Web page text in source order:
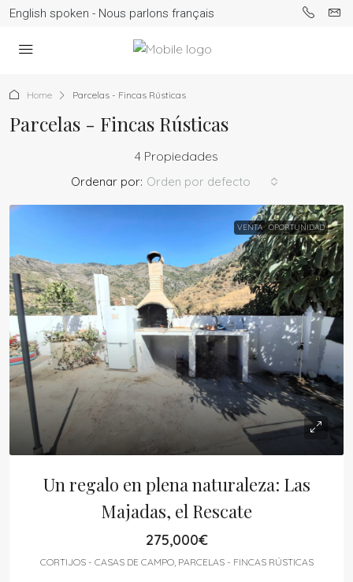
English spoken - Nous parlons français
Home Parcelas - Fincas Rústicas
Parcelas - Fincas Rústicas
4 Propiedades
Ordenar por: Orden por defecto
VENTA OPORTUNIDAD
Un regalo en plena naturaleza: Las
Majadas, el Rescate
275,000€
CORTIJOS - CASAS DE CAMPO, PARCELAS - FINCAS RÚSTICAS